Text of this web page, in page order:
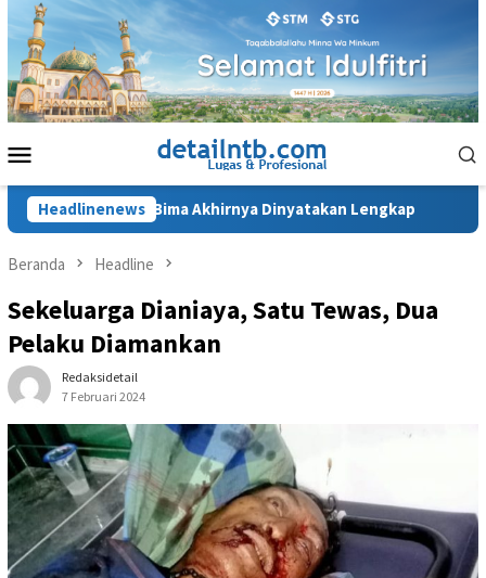
Loncat
konten
Mobile
Headlinenews
Sondosia Bima Akhirnya Dinyatakan Lengkap
Beranda Headline
Sekeluarga Dianiaya, Satu Tewas, Dua
Pelaku Diamankan
Redaksidetail
7 Februari 2024